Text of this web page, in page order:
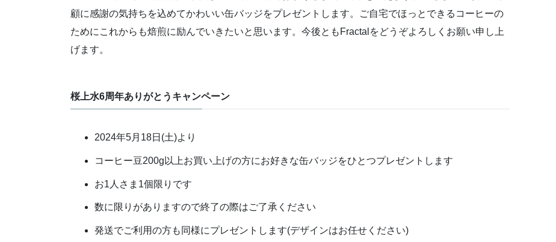
顧に感謝の気持ちを込めてかわいい缶バッジをプレゼントします。ご自宅でほっとできるコーヒーの
ためにこれからも焙煎に励んでいきたいと思います。今後ともFractalをどうぞよろしくお願い申し上
げます。
桜上水6周年ありがとうキャンペーン
2024年5月18日(土)より
コーヒー豆200g以上お買い上げの方にお好きな缶バッジをひとつプレゼントします
お1人さま1個限りです
数に限りがありますので終了の際はご了承ください
発送でご利用の方も同様にプレゼントします(デザインはお任せください)